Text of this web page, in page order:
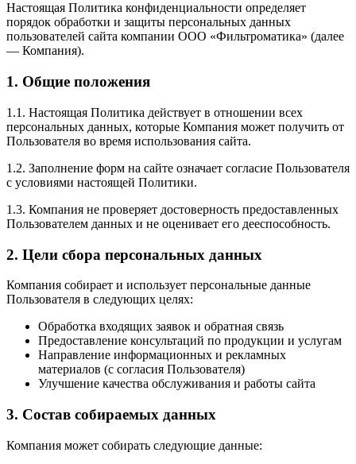
Настоящая Политика конфиденциальности определяет
порядок обработки и защиты персональных данных
пользователей сайта компании ООО «Фильтроматика» (далее
— Компания).
1. Общие положения
1.1. Настоящая Политика действует в отношении всех
персональных данных, которые Компания может получить от
Пользователя во время использования сайта.
1.2. Заполнение форм на сайте означает согласие Пользователя
с условиями настоящей Политики.
1.3. Компания не проверяет достоверность предоставленных
Пользователем данных и не оценивает его дееспособность.
2. Цели сбора персональных данных
Компания собирает и использует персональные данные
Пользователя в следующих целях:
Обработка входящих заявок и обратная связь
Предоставление консультаций по продукции и услугам
Направление информационных и рекламных
материалов (с согласия Пользователя)
Улучшение качества обслуживания и работы сайта
3. Состав собираемых данных
Компания может собирать следующие данные: